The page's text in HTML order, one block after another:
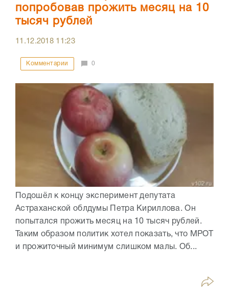
попробовав прожить месяц на 10
тысяч рублей
11.12.2018 11:23
Комментарии 0
Подошёл к концу эксперимент депутата
Астраханской облдумы Петра Кириллова. Он
попытался прожить месяц на 10 тысяч рублей.
Таким образом политик хотел показать, что МРОТ
и прожиточный минимум слишком малы. Об...